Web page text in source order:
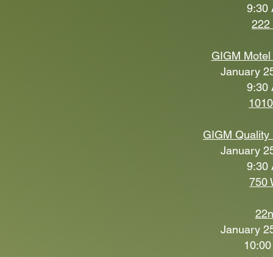
9:30
222
GIGM
January
9:30
GIGM
January
9:30
750
January